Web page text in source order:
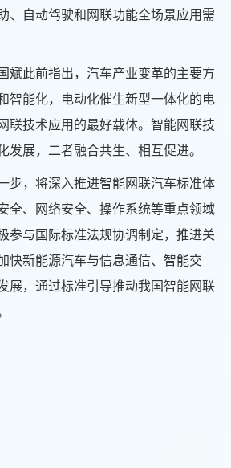
、自动驾驶和网联功能全场景应用需
斌此前指出，汽车产业变革的主要方
智能化，电动化催生新型一体化的电
联技术应用的最好载体。智能网联技
发展，二者融合共生、相互促进。
步，将深入推进智能网联汽车标准体
全、网络安全、操作系统等重点领域
参与国际标准法规协调制定，推进关
快新能源汽车与信息通信、智能交
展，通过标准引导推动我国智能网联